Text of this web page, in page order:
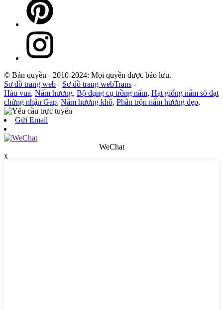
© Bản quyền - 2010-2024: Mọi quyền được bảo lưu.
Sơ đồ trang web - Sơ đồ trang webTrans -
Hàu vua, Nấm hương, Bộ dụng cụ trồng nấm, Hạt giống nấm sò đạt
chứng nhận Gap, Nấm hương khô, Phân trộn nấm hương đẹp,
Gửi Email
WeChat
x